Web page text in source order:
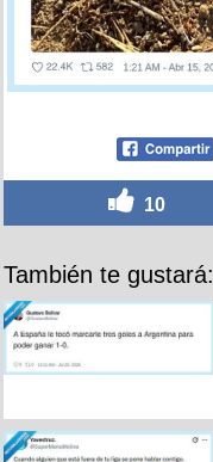
10
También te gustará: